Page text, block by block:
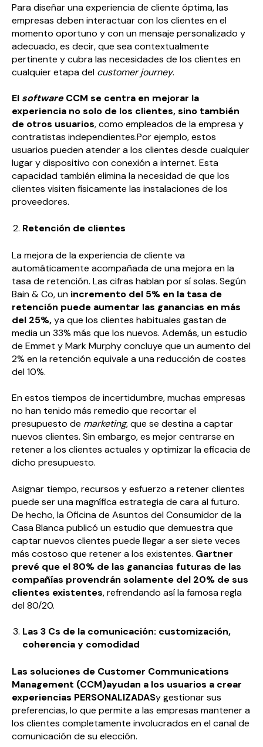
Para diseñar una experiencia de cliente óptima, las
empresas deben interactuar con los clientes en el
momento oportuno y con un mensaje personalizado y
adecuado, es decir, que sea contextualmente
pertinente y cubra las necesidades de los clientes en
cualquier etapa del customer journey.
El software CCM se centra en mejorar la
experiencia no solo de los clientes, sino también
de otros usuarios, como empleados de la empresa y
contratistas independientes.Por ejemplo, estos
usuarios pueden atender a los clientes desde cualquier
lugar y dispositivo con conexión a internet. Esta
capacidad también elimina la necesidad de que los
clientes visiten físicamente las instalaciones de los
proveedores.
Retención de clientes
La mejora de la experiencia de cliente va
automáticamente acompañada de una mejora en la
tasa de retención. Las cifras hablan por sí solas. Según
Bain & Co, un incremento del 5% en la tasa de
retención puede aumentar las ganancias en más
del 25%,ya que los clientes habituales gastan de
media un 33% más que los nuevos. Además, un estudio
de Emmet y Mark Murphy concluye que un aumento del
2% en la retención equivale a una reducción de costes
del 10%.
En estos tiempos de incertidumbre, muchas empresas
no han tenido más remedio que recortar el
presupuesto de marketing, que se destina a captar
nuevos clientes. Sin embargo, es mejor centrarse en
retener a los clientes actuales y optimizar la eficacia de
dicho presupuesto.
Asignar tiempo, recursos y esfuerzo a retener clientes
puede ser una magnífica estrategia de cara al futuro.
De hecho, la Oficina de Asuntos del Consumidor de la
Casa Blanca publicó un estudio que demuestra que
captar nuevos clientes puede llegar a ser siete veces
más costoso que retener a los existentes. Gartner
prevé que el 80% de las ganancias futuras de las
compañías provendrán solamente del 20% de sus
clientes existentes, refrendando así la famosa regla
del 80/20.
Las 3 Cs de la comunicación: customización,
coherencia y comodidad
Las soluciones de Customer Communications
Management (CCM)ayudan a los usuarios a crear
experiencias PERSONALIZADASy gestionar sus
preferencias, lo que permite a las empresas mantener a
los clientes completamente involucrados en el canal de
comunicación de su elección.